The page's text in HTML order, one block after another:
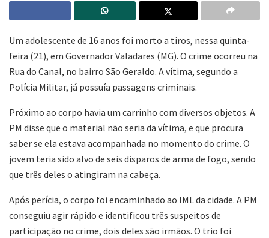
Um adolescente de 16 anos foi morto a tiros, nessa quinta-
feira (21), em Governador Valadares (MG). O crime ocorreu na
Rua do Canal, no bairro São Geraldo. A vítima, segundo a
Polícia Militar, já possuía passagens criminais.
Próximo ao corpo havia um carrinho com diversos objetos. A
PM disse que o material não seria da vítima, e que procura
saber se ela estava acompanhada no momento do crime. O
jovem teria sido alvo de seis disparos de arma de fogo, sendo
que três deles o atingiram na cabeça.
Após perícia, o corpo foi encaminhado ao IML da cidade. A PM
conseguiu agir rápido e identificou três suspeitos de
participação no crime, dois deles são irmãos. O trio foi